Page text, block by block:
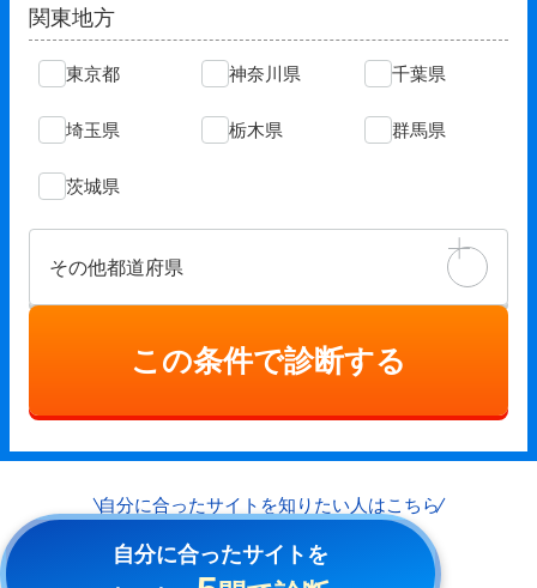
関東地方
東京都 神奈川県 千葉県
埼玉県 栃木県 群馬県
茨城県
その他都道府県
この条件で診断する
自分に合ったサイトを知りたい人はこちら
自分に合ったサイトを